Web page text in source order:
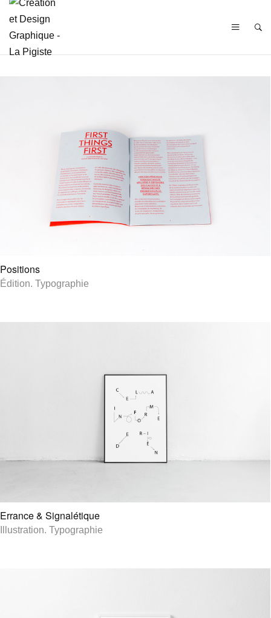
Positions
Édition. Typographie
Errance & Signalétique
Illustration. Typographie